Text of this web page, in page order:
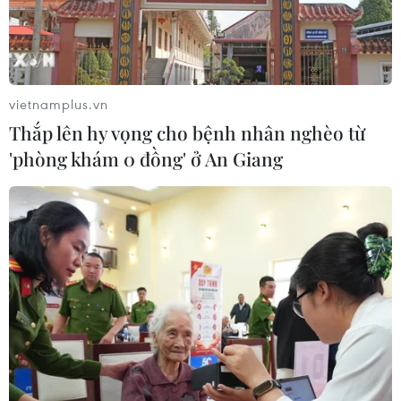
Báo động cận thị học đường khi
nhiều trẻ giảm thị lực từ rất sớm
01/08/2026 09:31
Thành phố Hồ Chí Minh phát triển
hệ thống y tế đa tầng, đồng bộ, thống
nhất
01/08/2026 09:14
Gia Lai xác thực 99,8% dữ liệu bảo
hiểm
01/08/2026 07:05
vietnamplus.vn
Thắp lên hy vọng cho bệnh nhân nghèo từ
'phòng khám 0 đồng' ở An Giang